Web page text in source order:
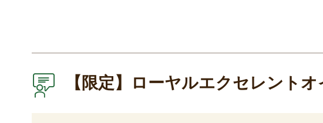
【限定】ローヤルエクセレント